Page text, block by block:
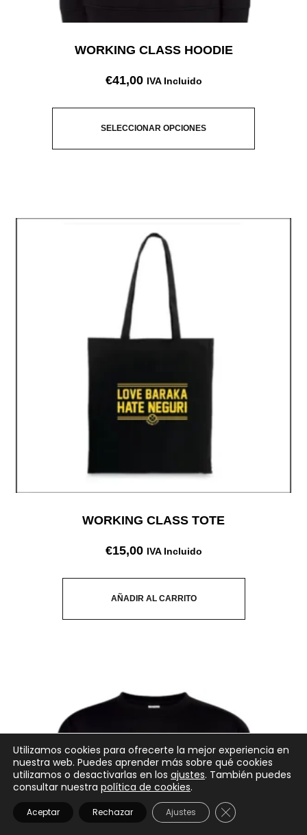
WORKING CLASS HOODIE
€41,00 IVA Incluido
SELECCIONAR OPCIONES
WORKING CLASS TOTE
€15,00 IVA Incluido
AÑADIR AL CARRITO
Utilizamos cookies para ofrecerte la mejor experiencia en
nuestra web. Puedes aprender más sobre qué cookies
utilizamos o desactivarlas en los ajustes. También puedes
consultar nuestra política de cookies.
Aceptar Rechazar Ajustes CERRAR EL